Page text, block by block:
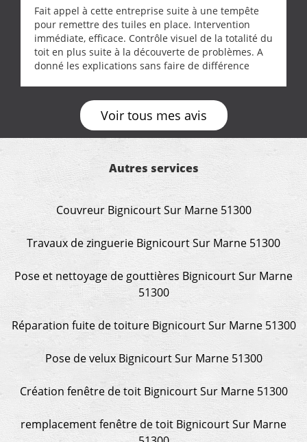
Fait appel à cette entreprise suite à une tempête
pour remettre des tuiles en place. Intervention
immédiate, efficace. Contrôle visuel de la totalité du
toit en plus suite à la découverte de problèmes. A
donné les explications sans faire de différence
Voir tous mes avis
Autres services
Couvreur Bignicourt Sur Marne 51300
Travaux de zinguerie Bignicourt Sur Marne 51300
Pose et nettoyage de gouttières Bignicourt Sur Marne
51300
Réparation fuite de toiture Bignicourt Sur Marne 51300
Pose de velux Bignicourt Sur Marne 51300
Création fenêtre de toit Bignicourt Sur Marne 51300
remplacement fenêtre de toit Bignicourt Sur Marne